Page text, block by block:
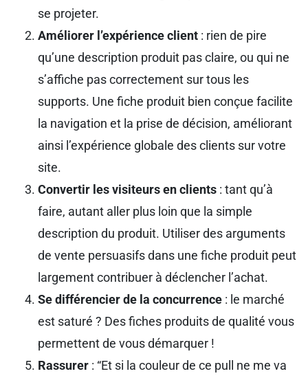
se projeter.
Améliorer l’expérience client : rien de pire
qu’une description produit pas claire, ou qui ne
s’affiche pas correctement sur tous les
supports. Une fiche produit bien conçue facilite
la navigation et la prise de décision, améliorant
ainsi l’expérience globale des clients sur votre
site.
Convertir les visiteurs en clients : tant qu’à
faire, autant aller plus loin que la simple
description du produit. Utiliser des arguments
de vente persuasifs dans une fiche produit peut
largement contribuer à déclencher l’achat.
Se différencier de la concurrence : le marché
est saturé ? Des fiches produits de qualité vous
permettent de vous démarquer !
Rassurer : “Et si la couleur de ce pull ne me va